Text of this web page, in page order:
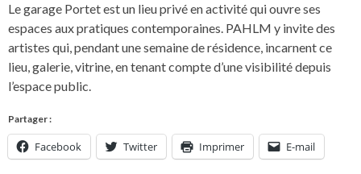
Le garage Portet est un lieu privé en activité qui ouvre ses
espaces aux pratiques contemporaines. PAHLM y invite des
artistes qui, pendant une semaine de résidence, incarnent ce
lieu, galerie, vitrine, en tenant compte d’une visibilité depuis
l’espace public.
Partager :
Facebook Twitter Imprimer E-mail